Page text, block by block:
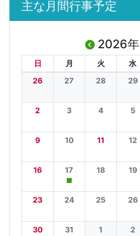
主な月間行事予定
2026年
日 月 火 水
26
27 28 29
2 3 4 5
9 10 11 12
16 17
■
18 19
23 24 25 26
30 31 1 2